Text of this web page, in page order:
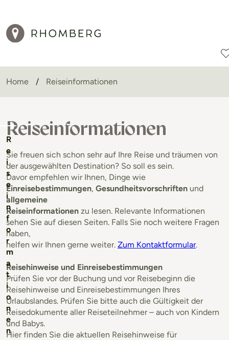
Home Reiseinformationen
Reiseinformationen
Sie freuen sich schon sehr auf Ihre Reise und träumen von
der ausgewählten Destination? So soll es sein.
Davor empfehlen wir Ihnen, Dinge wie
Einreisebestimmungen, Gesundheitsvorschriften und
allgemeine
Reiseinformationen zu lesen. Relevante Informationen
sehen Sie auf diesen Seiten. Falls Sie noch weitere Fragen
haben,
helfen wir Ihnen gerne weiter. Zum Kontaktformular.
Reisehinweise und Einreisebestimmungen
Prüfen Sie vor der Buchung und vor Reisebeginn die
Reisehinweise und Einreisebestimmungen Ihres
Urlaubslandes. Prüfen Sie bitte auch die Gültigkeit der
Reisedokumente aller Reiseteilnehmer – auch von Kindern
und Babys.
Hier finden Sie die aktuellen Reisehinweise für
R
e
i
s
e
i
n
f
o
r
m
a
t
i
o
n
e
n